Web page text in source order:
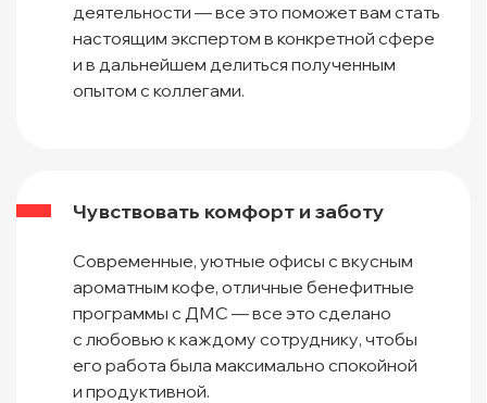
деятельности — все это поможет вам стать
настоящим экспертом в конкретной сфере
и в дальнейшем делиться полученным
опытом с коллегами.
Чувствовать комфорт и заботу
Современные, уютные офисы с вкусным
ароматным кофе, отличные бенефитные
программы с ДМС — все это сделано
с любовью к каждому сотруднику, чтобы
его работа была максимально спокойной
и продуктивной.